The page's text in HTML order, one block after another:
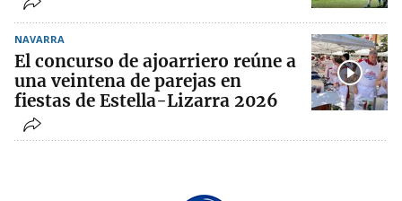
NAVARRA
El concurso de ajoarriero reúne a
una veintena de parejas en
fiestas de Estella-Lizarra 2026